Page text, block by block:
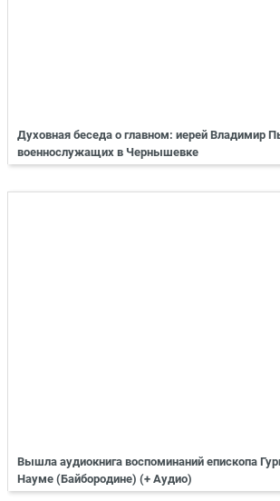
Духовная беседа о главном: иерей Владимир
военнослужащих в Чернышевке
Вышла аудиокнига воспоминаний епископа
Науме (Байбородине) (+ Аудио)